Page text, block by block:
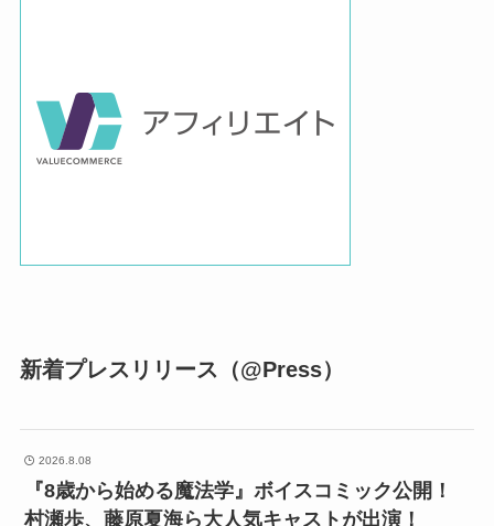
新着プレスリリース（@Press）
2026.8.08
『8歳から始める魔法学』ボイスコミック公開！
村瀬歩、藤原夏海ら大人気キャストが出演！